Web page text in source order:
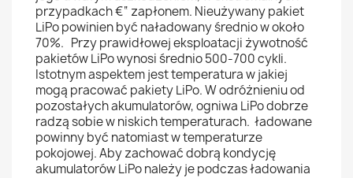
przypadkach €“ zapłonem. Nieużywany pakiet
LiPo powinien być naładowany średnio w około
70%. Przy prawidłowej eksploatacji żywotność
pakietów LiPo wynosi średnio 500-700 cykli.
Istotnym aspektem jest temperatura w jakiej
mogą pracować pakiety LiPo. W odróżnieniu od
pozostałych akumulatorów, ogniwa LiPo dobrze
radzą sobie w niskich temperaturach. ładowane
powinny być natomiast w temperaturze
pokojowej. Aby zachować dobrą kondycję
akumulatorów LiPo należy je podczas ładowania